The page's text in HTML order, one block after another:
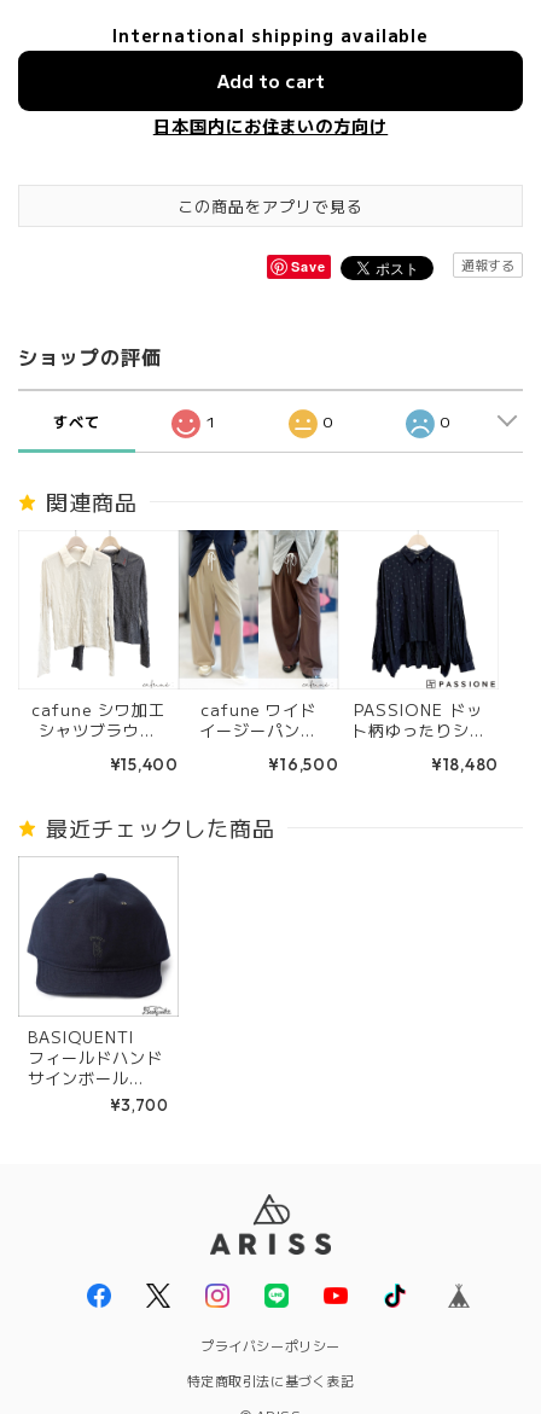
International shipping available
Add to cart
日本国内にお住まいの方向け
この商品をアプリで見る
Save 通報する
ショップの評価
すべて 1 0 0
関連商品
cafune シワ加工
シャツブラウス
5928¥15,400
cafune ワイド
イージーパンツ
ン) 625603
¥16,500
PASSIONE ドッ
ト柄ゆったりシャ
ビー)¥18,480
最近チェックした商品
BASIQUENTI
フィールドハンド
サインボール
キャップ「peac
¥3,700
プライバシーポリシー
特定商取引法に基づく表記